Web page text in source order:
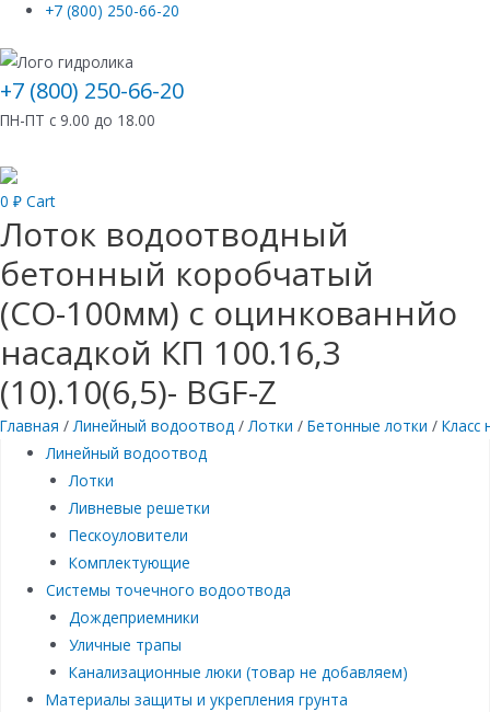
+7 (800) 250-66-20
+7 (800) 250-66-20
ПН-ПТ с 9.00 до 18.00
0 ₽ Cart
Лоток водоотводный
бетонный коробчатый
(СО-100мм) с оцинкованнйо
насадкой КП 100.16,3
(10).10(6,5)- BGF-Z
Главная /Линейный водоотвод /Лотки / Бетонные лотки / Класс
Линейный водоотвод
Лотки
Ливневые решетки
Пескоуловители
Комплектующие
Системы точечного водоотвода
Дождеприемники
Уличные трапы
Канализационные люки (товар не добавляем)
Материалы защиты и укрепления грунта